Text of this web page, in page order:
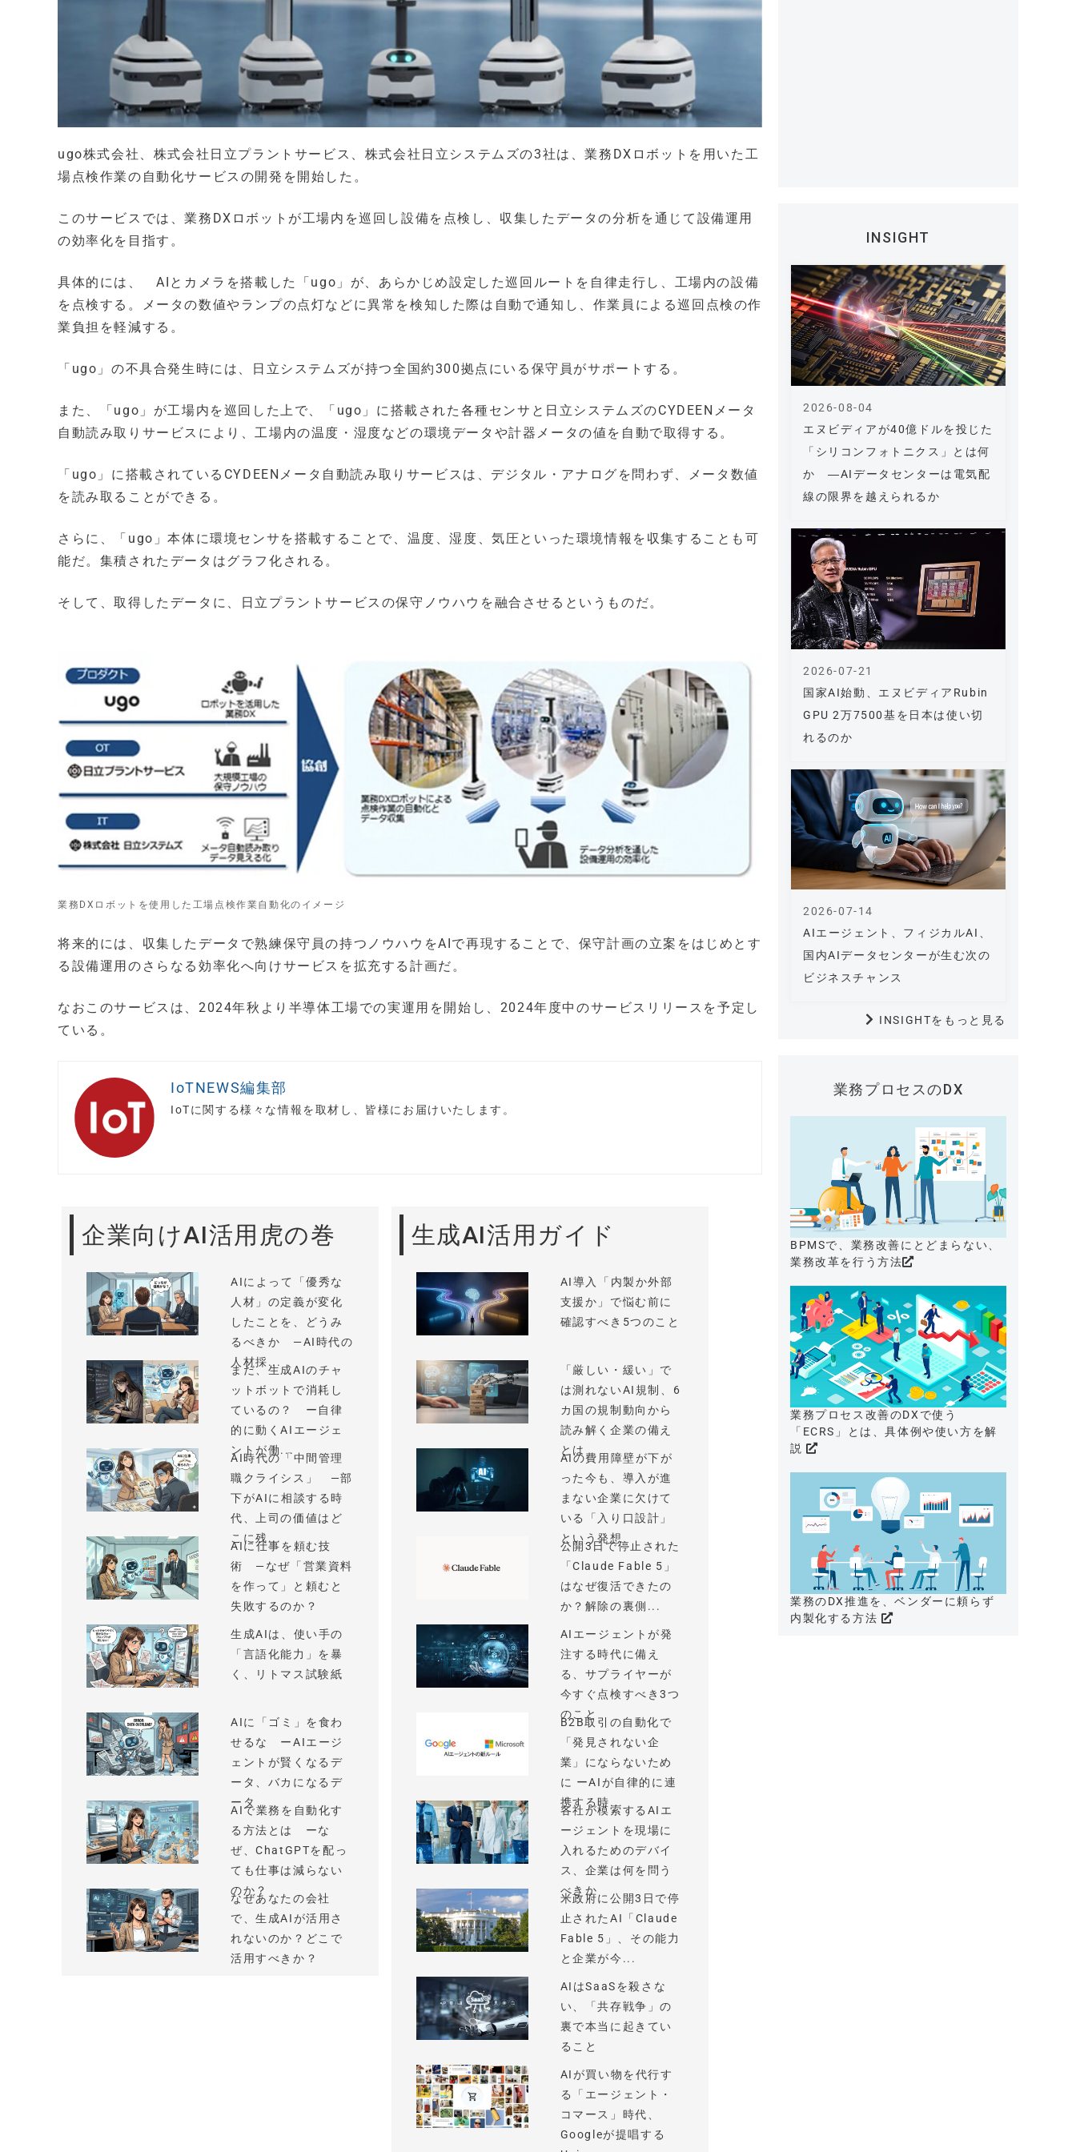
ugo株式会社、株式会社日立プラントサービス、株式会社日立システムズの3社は、業務DXロボットを用いた工
場点検作業の自動化サービスの開発を開始した。
このサービスでは、業務DXロボットが工場内を巡回し設備を点検し、収集したデータの分析を通じて設備運用
の効率化を目指す。
具体的には、 AIとカメラを搭載した「ugo」が、あらかじめ設定した巡回ルートを自律走行し、工場内の設備
を点検する。メータの数値やランプの点灯などに異常を検知した際は自動で通知し、作業員による巡回点検の作
業負担を軽減する。
「ugo」の不具合発生時には、日立システムズが持つ全国約300拠点にいる保守員がサポートする。
また、「ugo」が工場内を巡回した上で、「ugo」に搭載された各種センサと日立システムズのCYDEENメータ
自動読み取りサービスにより、工場内の温度・湿度などの環境データや計器メータの値を自動で取得する。
「ugo」に搭載されているCYDEENメータ自動読み取りサービスは、デジタル・アナログを問わず、メータ数値
を読み取ることができる。
さらに、「ugo」本体に環境センサを搭載することで、温度、湿度、気圧といった環境情報を収集することも可
能だ。集積されたデータはグラフ化される。
そして、取得したデータに、日立プラントサービスの保守ノウハウを融合させるというものだ。
業務DXロボットを使用した工場点検作業自動化のイメージ
将来的には、収集したデータで熟練保守員の持つノウハウをAIで再現することで、保守計画の立案をはじめとす
る設備運用のさらなる効率化へ向けサービスを拡充する計画だ。
なおこのサービスは、2024年秋より半導体工場での実運用を開始し、2024年度中のサービスリリースを予定し
ている。
IoTNEWS編集部
IoTに関する様々な情報を取材し、皆様にお届けいたします。
企業向けAI活用虎の巻
AIによって「優秀な
人材」の定義が変化
したことを、どうみ
るべきか —AI時代の
人材採...
まだ、生成AIのチャ
ットボットで消耗し
ているの？ ー自律
的に動くAIエージェ
ントが働...
AI時代の「中間管理
職クライシス」 —部
下がAIに相談する時
代、上司の価値はど
こに残...
AIに仕事を頼む技
術 —なぜ「営業資料
を作って」と頼むと
失敗するのか？
生成AIは、使い手の
「言語化能力」を暴
く、リトマス試験紙
AIに「ゴミ」を食わ
せるな ーAIエージ
ェントが賢くなるデ
ータ、バカになるデ
ータ
AIで業務を自動化す
る方法とは ーな
ぜ、ChatGPTを配っ
ても仕事は減らない
のか？
なぜあなたの会社
で、生成AIが活用さ
れないのか？どこで
活用すべきか？
生成AI活用ガイド
AI導入「内製か外部
支援か」で悩む前に
確認すべき5つのこと
「厳しい・緩い」で
は測れないAI規制、6
カ国の規制動向から
読み解く企業の備え
とは
AIの費用障壁が下が
った今も、導入が進
まない企業に欠けて
いる「入り口設計」
という発想
公開3日で停止された
「Claude Fable 5」
はなぜ復活できたの
か？解除の裏側...
AIエージェントが発
注する時代に備え
る、サプライヤーが
今すぐ点検すべき3つ
のこと
B2B取引の自動化で
「発見されない企
業」にならないため
に ーAIが自律的に連
携する時...
各社が模索するAIエ
ージェントを現場に
入れるためのデバイ
ス、企業は何を問う
べきか
米政府に公開3日で停
止されたAI「Claude
Fable 5」、その能力
と企業が今...
AIはSaaSを殺さな
い、「共存戦争」の
裏で本当に起きてい
ること
AIが買い物を代行す
る「エージェント・
コマース」時代、
Googleが提唱する
INSIGHT
エヌビディアが40億ドルを投じた
「シリコンフォトニクス」とは何
か ―AIデータセンターは電気配
線の限界を越えられるか
2026-08-04
国家AI始動、エヌビディアRubin
GPU 2万7500基を日本は使い切
れるのか
2026-07-21
AIエージェント、フィジカルAI、
国内AIデータセンターが生む次の
ビジネスチャンス
2026-07-14
INSIGHTをもっと見る
業務プロセスのDX
BPMSで、業務改善にとどまらない、
業務改革を行う方法
業務プロセス改善のDXで使う
「ECRS」とは、具体例や使い方を解
説
業務のDX推進を、ベンダーに頼らず
内製化する方法